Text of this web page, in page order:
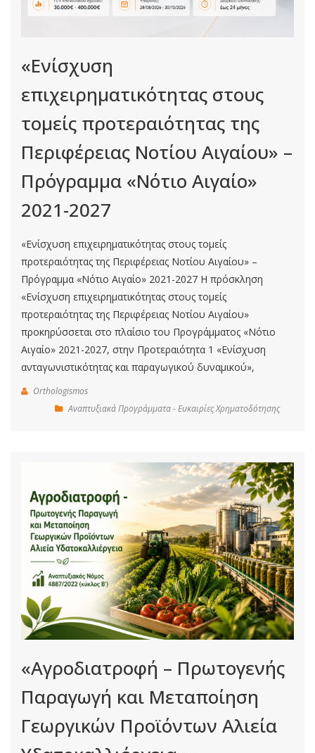
«Ενίσχυση
επιχειρηματικότητας στους
τομείς προτεραιότητας της
Περιφέρειας Νοτίου Αιγαίου» –
Πρόγραμμα «Νότιο Αιγαίο»
2021-2027
«Ενίσχυση επιχειρηματικότητας στους τομείς
προτεραιότητας της Περιφέρειας Νοτίου Αιγαίου» –
Πρόγραμμα «Νότιο Αιγαίο» 2021-2027 Η πρόσκληση
«Ενίσχυση επιχειρηματικότητας στους τομείς
προτεραιότητας της Περιφέρειας Νοτίου Αιγαίου»
προκηρύσσεται στο πλαίσιο του Προγράμματος «Νότιο
Αιγαίο» 2021-2027, στην Προτεραιότητα 1 «Ενίσχυση
ανταγωνιστικότητας και παραγωγικού δυναμικού»,
Orthologismos
Αναπτυξιακά Προγράμματα - Ευκαιρίες Χρηματοδότησης
«Αγροδιατροφή – Πρωτογενής
Παραγωγή και Μεταποίηση
Γεωργικών Προϊόντων Αλιεία